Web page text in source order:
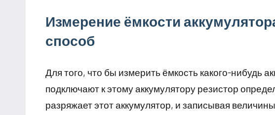
Измерение ёмкости
способ
Для того, что бы измерить ёмкость какого-нибудь
подключают к этому аккумулятору резистор
разряжает этот аккумулятор, и записывая